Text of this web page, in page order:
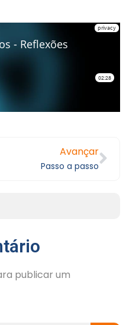
Avançar
Passo a passo
publicar um